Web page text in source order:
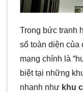
Trong bức tranh
số toàn diện của
mạng chính là
biệt tại những
nhanh như khu